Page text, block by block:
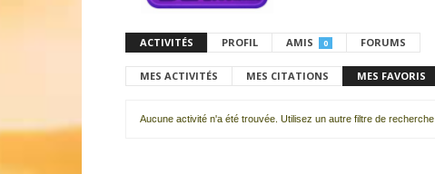
ACTIVITÉS PROFIL AMIS 0 FORUMS
MES ACTIVITÉS MES CITATIONS MES FAVORIS
Aucune activité n'a été trouvée. Utilisez un autre filtre de recherche.